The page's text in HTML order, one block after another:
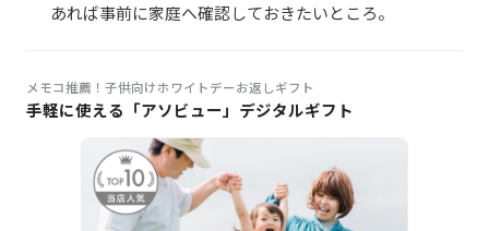
あれば事前に家庭へ確認しておきたいところ。
メモコ推薦！子供向けホワイトデーお返しギフト
手軽に使える「アソビュー」デジタルギフト